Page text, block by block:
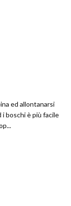
ed allontanarsi
boschi è più facile